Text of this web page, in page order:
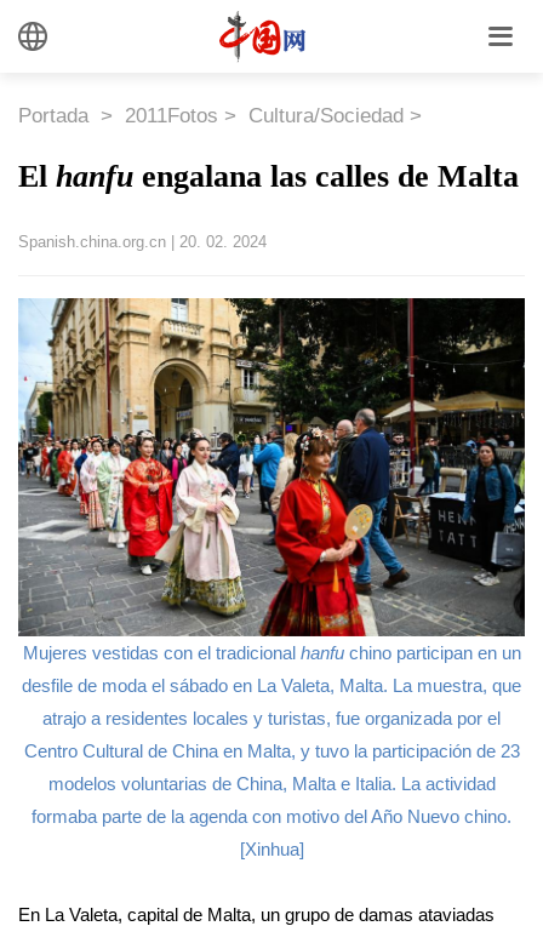
Portada > 2011Fotos > Cultura/Sociedad >
El hanfu engalana las calles de Malta
Spanish.china.org.cn 20. 02. 2024
Mujeres vestidas con el tradicional hanfu chino participan en un
desfile de moda el sábado en La Valeta, Malta. La muestra, que
atrajo a residentes locales y turistas, fue organizada por el
Centro Cultural de China en Malta, y tuvo la participación de 23
modelos voluntarias de China, Malta e Italia. La actividad
formaba parte de la agenda con motivo del Año Nuevo chino.
[Xinhua]
En La Valeta, capital de Malta, un grupo de damas ataviadas